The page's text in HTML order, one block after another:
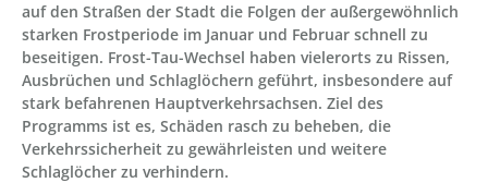
auf den Straßen der Stadt die Folgen der außergewöhnlich
starken Frostperiode im Januar und Februar schnell zu
beseitigen. Frost-Tau-Wechsel haben vielerorts zu Rissen,
Ausbrüchen und Schlaglöchern geführt, insbesondere auf
stark befahrenen Hauptverkehrsachsen. Ziel des
Programms ist es, Schäden rasch zu beheben, die
Verkehrssicherheit zu gewährleisten und weitere
Schlaglöcher zu verhindern.